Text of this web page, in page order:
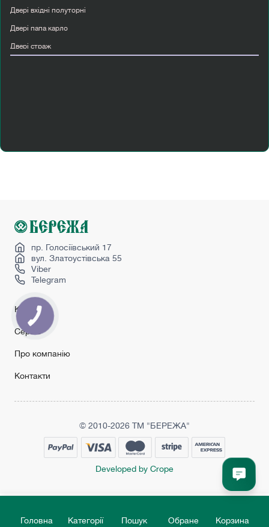
Головна Категорії Пошук Обране Корзина
Двері вхідні полуторні
Двері папа карло
Двері страж
Купити двері прихованого монтажу
Міжкімнатні двері чорні
Сучасні міжкімнатні двері
пр. Голосіївський 17
вул. Златоустівська 55
Viber
Telegram
Каталог
Сервіс
Про компанію
Контакти
© 2010-2026 ТМ "БЕРЕЖА"
Developed by Crope
КНОПКА
ЗВ'ЯЗКУ